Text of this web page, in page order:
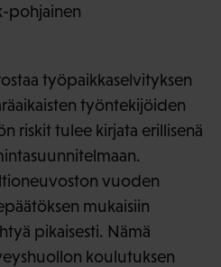
pohjainen
työpaikkaselvityksen
työntekijöiden
riskit tulee kirjata erillisenä
vuoden
mukaisiin
pikaisesti. Nämä
koulutuksen